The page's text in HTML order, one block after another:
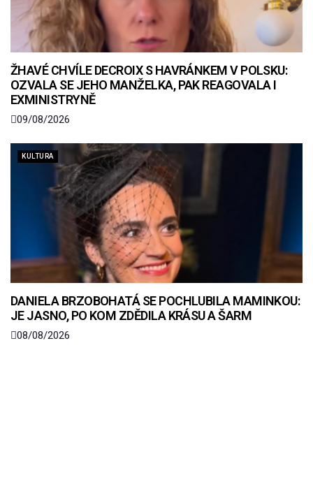
ŽHAVÉ CHVÍLE DECROIX S HAVRÁNKEM V POLSKU:
OZVALA SE JEHO MANŽELKA, PAK REAGOVALA I
EXMINISTRYNĚ
09/08/2026
KULTURA
DANIELA BRZOBOHATÁ SE POCHLUBILA MAMINKOU:
JE JASNO, PO KOM ZDĚDILA KRÁSU A ŠARM
08/08/2026